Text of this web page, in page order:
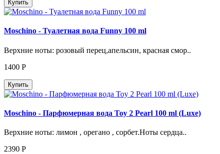
Купить
Moschino - Туалетная вода Funny 100 ml
Верхние ноты: розовый перец,апельсин, красная смор..
1400 Р
Купить
Moschino - Парфюмерная вода Toy 2 Pearl 100 ml (Luxe)
Верхние ноты: лимон , орегано , сорбет.Ноты сердца..
2390 Р